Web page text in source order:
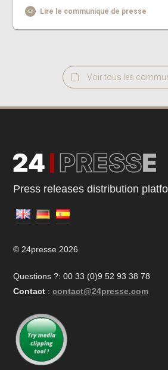
Lire le communiqué de presse
Voir tous les
Press releases distribution
© 24presse 2026
Questions ?: 00 33 (0)9 52 93 38 78
Contact : contact@24presse.com